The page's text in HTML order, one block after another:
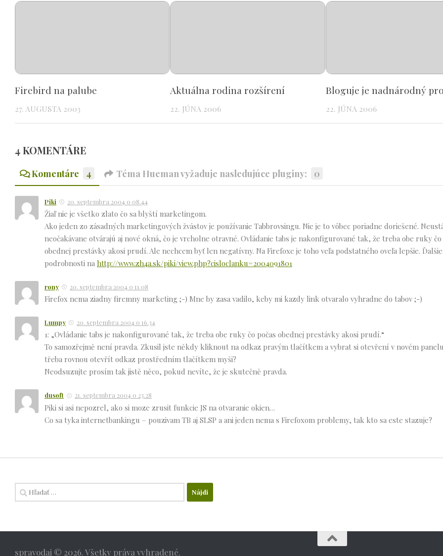
Firebird na palube
27. AUGUSTA 2003
Aktuálna rodina rozšírení
22. JÚNA 2006
Bloguje je nadnárodný
22. JÚNA 2006
4 KOMENTÁRE
Komentáre 4 Téma Hueman vyžaduje nasledujúce pluginy: 0
Piki 20. septembra 2004 o 08.44
Žiaľ nie je všetko zlato čo sa blyští marketingom.
Ako jeden zo zásadných marketingových žvástov je používanie Tabbrovsingu. Nie je to vôbec poriadne doriešené.
neočakávane otvárajú aj nové okná, čo je vrcholne otravné. Ovládanie tabs je nakonfigurované tak, že treba obe ruky čo
obednej prestávky akosi prudí. Ale nechcem byť len negatívny. Na Firefoxe je toho veľa podstatného oveľa lepšie. Ďalšie
podrobnosti na http://www.zh4a.sk/piki/view.php?cisloclanku=2004091801
rony 20. septembra 2004 o 11.08
Firefox nema ziadny firemny marketing ;-) Mne by zasa vadilo, keby mi kazdy link otvaralo vyhradne do tabov ;-)
Lumpy 20. septembra 2004 o 16.34
1: „Ovládanie tabs je nakonfigurované tak, že treba obe ruky čo počas obednej prestávky akosi prudí.“
To samozřejmě není pravda. Zkusil jste někdy kliknout na odkaz pravým tlačítkem a vybrat si otevření v novém
třeba rovnou otevřít odkaz prostředním tlačítkem myši?
Neodsuzujte prosím tak jistě něco, pokud nevíte, že je skutečně pravda.
dusoft 21. septembra 2004 o 23.28
Piki si asi nepozrel, ako si moze zrusit funkcie JS na otvaranie okien…
Co sa tyka internetbankingu – pouzivam TB aj SLSP a ani jeden nema s Firefoxom problemy, tak kto sa este stazuje?
Hľadať:
spravodaj © 2026. Všetky práva vyhradené.